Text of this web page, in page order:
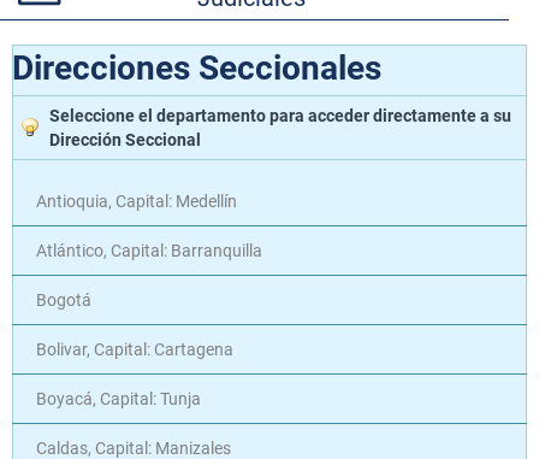
Direcciones Seccionales
Seleccione el departamento para acceder directamente a su
Dirección Seccional
Antioquia, Capital: Medellín
Atlántico, Capital: Barranquilla
Bogotá
Bolivar, Capital: Cartagena
Boyacá, Capital: Tunja
Caldas, Capital: Manizales